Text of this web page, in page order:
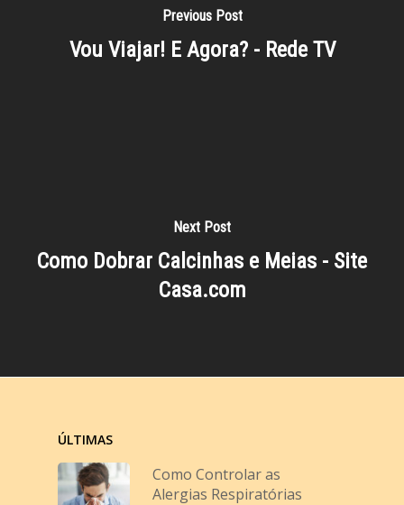
Previous Post
Vou Viajar! E Agora? - Rede TV
Next Post
Como Dobrar Calcinhas e Meias - Site
Casa.com
ÚLTIMAS
Como Controlar as
Alergias Respiratórias